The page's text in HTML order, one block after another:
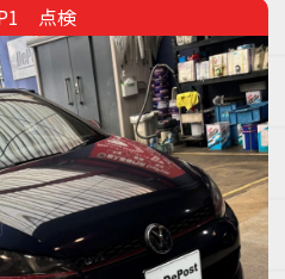
点検